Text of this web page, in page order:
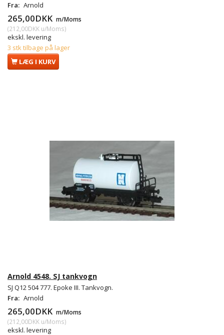
Fra: Arnold
265,00DKK m/Moms
(212,00DKK u/Moms)
ekskl. levering
3 stk tilbage på lager
LÆG I KURV
Arnold 4548. SJ tankvogn
SJ Q12 504 777. Epoke III. Tankvogn.
Fra: Arnold
265,00DKK m/Moms
(212,00DKK u/Moms)
ekskl. levering